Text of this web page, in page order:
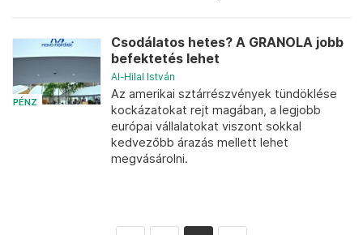
PÉNZ
Csodálatos hetes? A GRANOLA jobb
befektetés lehet
Al-Hilal István
Az amerikai sztárrészvények tündöklése
kockázatokat rejt magában, a legjobb
európai vállalatokat viszont sokkal
kedvezőbb árazás mellett lehet
megvásárolni.